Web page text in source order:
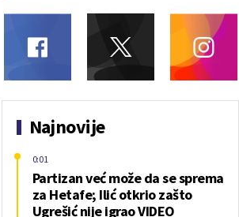
Najnovije
Partizan već može da se sprema
za Hetafe; Ilić otkrio zašto
Ugrešić nije igrao VIDEO
0:01